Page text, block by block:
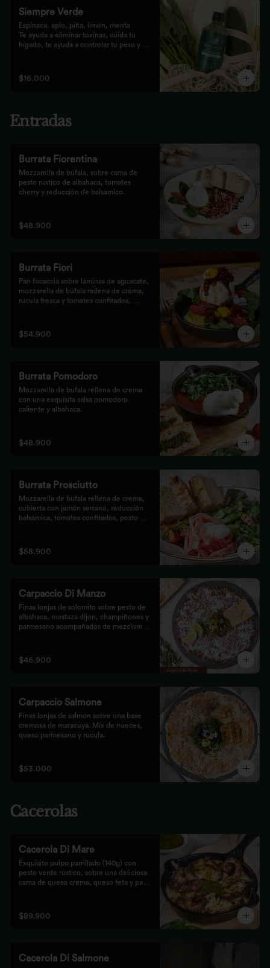
Siempre Verde
Espinaca, apio, piña, limón, menta
Te ayuda a eliminar toxinas, cuida tu
hígado, te ayuda a controlar tu peso y
$16.000
Entradas
Burrata Fiorentina
Mozzarella de búfala, sobre cama de
pesto rústico de albahaca, tomates
cherry y reducción de balsámico.
$48.900
Burrata Fiori
Pan focaccia sobre láminas de aguacate,
mozzarella de búfala rellena de crema,
rúcula fresca y tomates confitados,
$54.900
Burrata Pomodoro
Mozzarella de bufala rellena de crema
con una exquisita salsa pomodoro
caliente y albahaca.
$48.900
Burrata Prosciutto
Mozzarella de bufala rellena de crema,
cubierta con jamón serrano, reducción
balsámica, tomates confitados, pesto
$58.900
Carpaccio Di Manzo
Finas lonjas de solomito sobre pesto de
albahaca, mostaza dijon, champiñones y
parmesano acompañados de mezclum de
$46.900
Carpaccio Salmone
Finas lonjas de salmón sobre una base
cremosa de maracuyá. Mix de nueces,
queso parmesano y rúcula.
$53.000
Cacerolas
Cacerola Di Mare
Exquisito pulpo parrillado (140g) con
pesto verde rústico, sobre una deliciosa
cama de queso crema, queso feta y papa.
$89.900
Cacerola Di Salmone